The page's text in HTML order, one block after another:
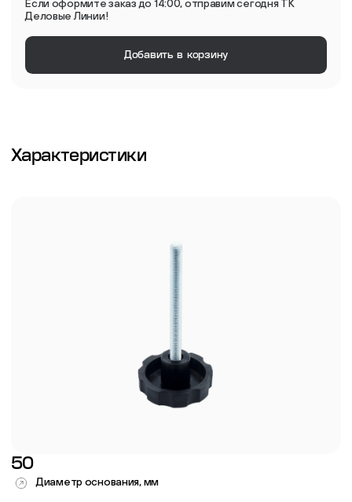
Если оформите заказ до 14:00, отправим сегодня ТК
Деловые Линии!
Добавить в корзину
Характеристики
50
Диаметр основания, мм